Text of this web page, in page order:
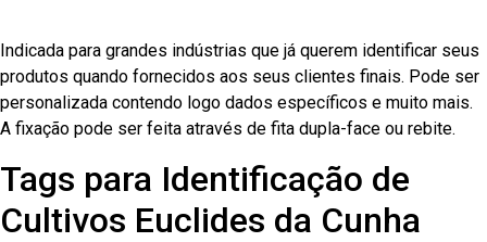
Indicada para grandes indústrias que já querem identificar seus
produtos quando fornecidos aos seus clientes finais. Pode ser
personalizada contendo logo dados específicos e muito mais.
A fixação pode ser feita através de fita dupla-face ou rebite.
Tags para Identificação de
Cultivos Euclides da Cunha